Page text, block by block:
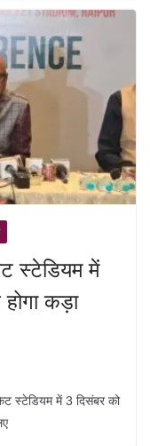
स्टेडियम में
कड़ा
स्टेडियम में 3 दिसंबर को